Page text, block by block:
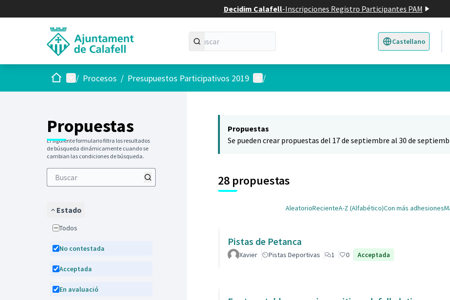
Decidim Calafell-Inscripciones Registro Participantes PAM
Castellano
Triar la llengua
InicioMenú principal
/ Procesos / Presupuestos Participativos 2019 Menú de usuario
/
Propuestas
El siguiente formulario filtra los resultados
de búsqueda dinámicamente cuando se
cambian las condiciones de búsqueda.
Estado
Todos
No contestada
Acceptada
En avaluació
Propuestas
Se pueden crear propuestas del 17 de septiembre al 30 de
28 propuestas
AleatorioRecienteA-Z (Alfabético)Con más adhesiones
Pistas de Petanca
Xavier Pistas Deportivas 1 0 Acceptada